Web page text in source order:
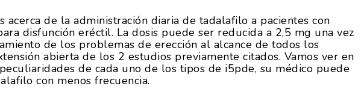
acerca de la administración diaria de tadalafilo a pacientes con
disfunción eréctil. La dosis puede ser reducida a 2,5 mg una vez
de los problemas de erección al alcance de todos los
abierta de los 2 estudios previamente citados. Vamos ver en
de cada uno de los tipos de i5pde, su médico puede
con menos frecuencia.